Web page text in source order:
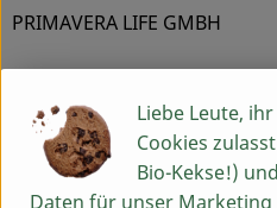
PRIMAVERA LIFE GMBH
Unsere Philosophie beruht
eine ganzheitliche
Schönheit das
Liebe Leute,
Cookies
Bio-Kekse!)
Daten für unser